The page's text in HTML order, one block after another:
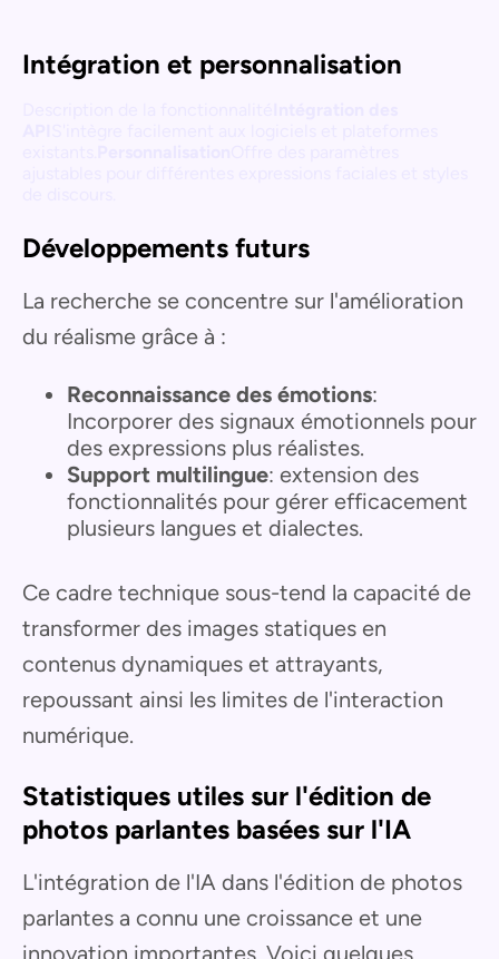
Intégration et personnalisation
Développements futurs
La recherche se concentre sur l'amélioration
du réalisme grâce à :
Reconnaissance des émotions:
Incorporer des signaux émotionnels pour
des expressions plus réalistes.
Support multilingue: extension des
fonctionnalités pour gérer efficacement
plusieurs langues et dialectes.
Ce cadre technique sous-tend la capacité de
transformer des images statiques en
contenus dynamiques et attrayants,
repoussant ainsi les limites de l'interaction
numérique.
Statistiques utiles sur l'édition de
photos parlantes basées sur l'IA
L'intégration de l'IA dans l'édition de photos
parlantes a connu une croissance et une
innovation importantes. Voici quelques